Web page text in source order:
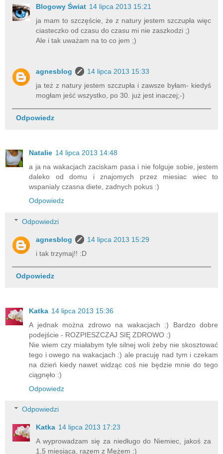
Blogowy Świat 14 lipca 2013 15:21
ja mam to szczęście, że z natury jestem szczupła więc
ciasteczko od czasu do czasu mi nie zaszkodzi ;)
Ale i tak uważam na to co jem ;)
agnesblog
14 lipca 2013 15:33
ja też z natury jestem szczupła i zawsze byłam- kiedyś
mogłam jeść wszystko, po 30. już jest inaczej;-)
Odpowiedz
Natalie 14 lipca 2013 14:48
a ja na wakacjach zaciskam pasa i nie folguje sobie, jestem
daleko od domu i znajomych przez miesiac wiec to
wspanialy czasna diete, zadnych pokus :)
Odpowiedz
Odpowiedzi
agnesblog
14 lipca 2013 15:29
i tak trzymaj!! :D
Odpowiedz
Katka 14 lipca 2013 15:36
A jednak można zdrowo na wakacjach :) Bardzo dobre
podejście - ROZPIESZCZAJ SIĘ ZDROWO :)
Nie wiem czy miałabym tyle silnej woli żeby nie skosztować
tego i owego na wakacjach :) ale pracuję nad tym i czekam
na dzień kiedy nawet widząc coś nie będzie mnie do tego
ciągnęło :)
Odpowiedz
Odpowiedzi
Katka 14 lipca 2013 17:23
A wyprowadzam się za niedługo do Niemiec, jakoś za
1,5 miesiąca, razem z Mężem :)